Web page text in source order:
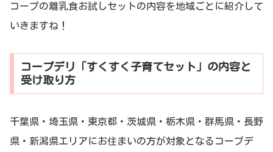
コープの離乳食お試しセットの内容を地域ごとに紹介して
いきますね！
コープデリ「すくすく子育てセット」の内容と
受け取り方
千葉県・埼玉県・東京都・茨城県・栃木県・群馬県・長野
県・新潟県エリアにお住まいの方が対象となるコープデ